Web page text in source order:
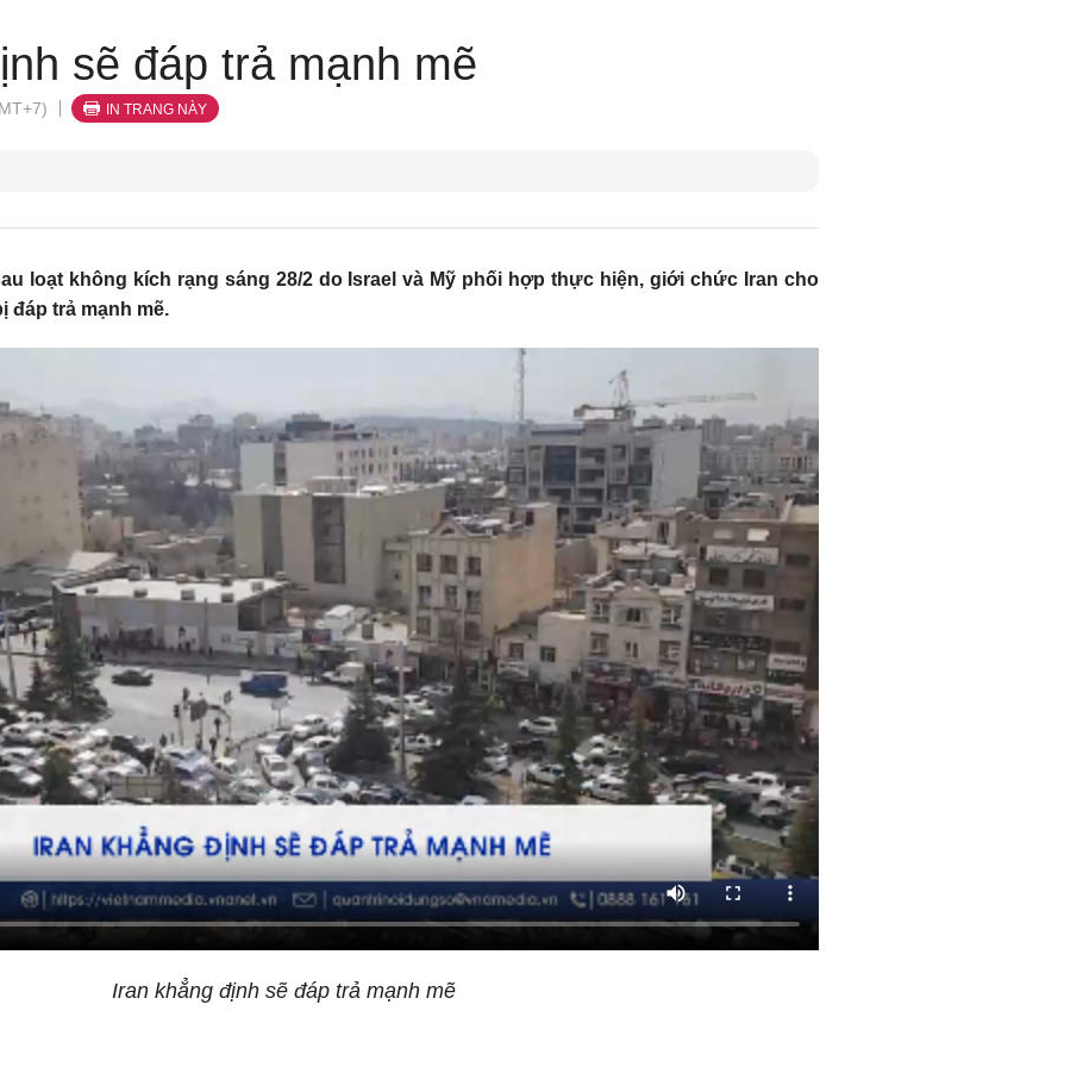
sẽ đáp trả mạnh mẽ
IN TRANG NÀY
loạt không kích rạng sáng 28/2 do Israel và Mỹ phối hợp thực hiện, giới chức Iran cho
đáp trả mạnh mẽ.
Iran khẳng định sẽ đáp trả mạnh mẽ